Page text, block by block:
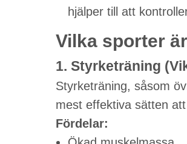
hjälper till att
Vilka sporter
1. Styrketräning
Styrketräning, såsom
mest effektiva sätten
Fördelar: